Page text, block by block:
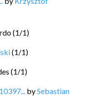
(1/1)
(1/1)
(1/1)
bySebastian